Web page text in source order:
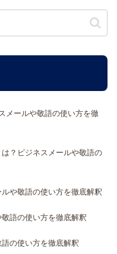
メールや敬語の使い方を徹
？ビジネスメールや敬語の
や敬語の使い方を徹底解釈
語の使い方を徹底解釈
の使い方を徹底解釈